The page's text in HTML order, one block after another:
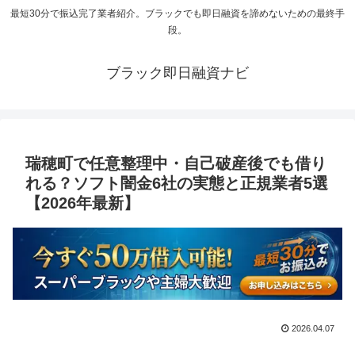
最短30分で振込完了業者紹介。ブラックでも即日融資を諦めないための最終手
段。
ブラック即日融資ナビ
瑞穂町で任意整理中・自己破産後でも借り
れる？ソフト闇金6社の実態と正規業者5選
【2026年最新】
2026.04.07